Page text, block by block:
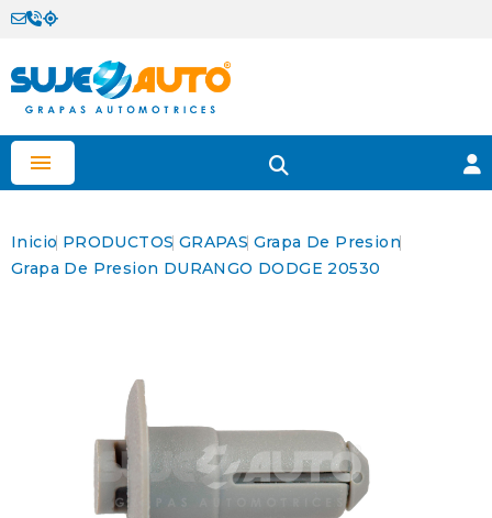

Inicio PRODUCTOS GRAPAS Grapa De Presion
Grapa De Presion DURANGO DODGE 20530